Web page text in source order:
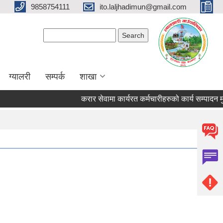
9858754111 ito.laljhadimun@gmail.com
ग्यालरी सम्पर्क शाखा
करार सेवामा कार्यरत कर्मचारीहरुको कार्य